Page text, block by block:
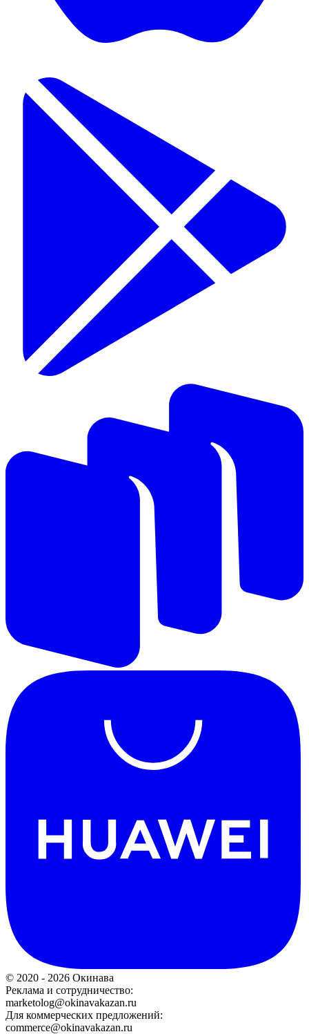
© 2020 - 2026 Окинава
Реклама и сотрудничество:
marketolog@okinavakazan.ru
Для коммерческих предложений:
commerce@okinavakazan.ru